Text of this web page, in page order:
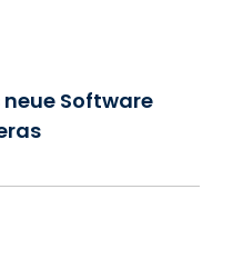
neue Software